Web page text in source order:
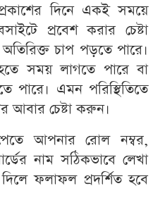
দিনে একই সময়ে
প্রবেশ করার চেষ্টা
চাপ পড়তে পারে।
সময় লাগতে পারে বা
পারে। এমন পরিস্থিতিতে
আবার চেষ্টা করুন।
আপনার রোল নম্বর,
নাম সঠিকভাবে লেখা
ফলাফল প্রদর্শিত হবে